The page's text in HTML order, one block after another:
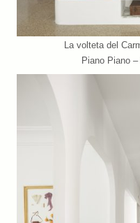
La volteta del
Piano Piano